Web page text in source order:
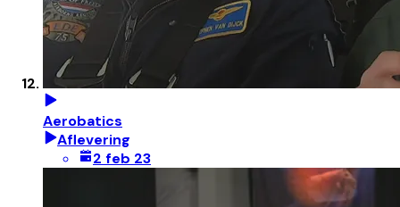
Aerobatics
Aflevering
2 feb 23